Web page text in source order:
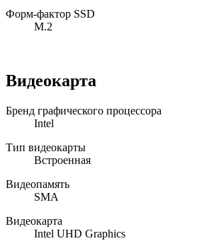
Форм-фактор SSD
M.2
Видеокарта
Бренд графического процессора
Intel
Тип видеокарты
Встроенная
Видеопамять
SMA
Видеокарта
Intel UHD Graphics